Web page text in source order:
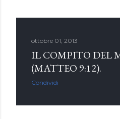
ottobre 01, 2013
IL COMPITO DEL
(MATTEO 9:12).
Condividi